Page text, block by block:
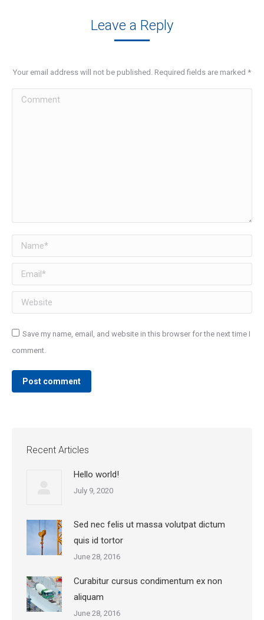
Leave a Reply
Your email address will not be published. Required fields are marked *
Comment
Name *
Email *
Website
Save my name, email, and website in this browser for the next time I
comment.
Post comment
Recent Articles
Hello world!
July 9, 2020
Sed nec felis ut massa volutpat dictum
quis id tortor
June 28, 2016
Curabitur cursus condimentum ex non
aliquam
June 28, 2016